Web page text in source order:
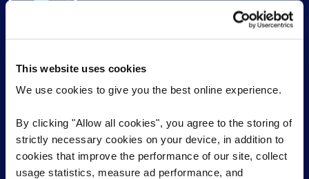
This website uses cookies
We use cookies to give you the best online experience.
By clicking "Allow all cookies", you agree to the storing of
strictly necessary cookies on your device, in addition to
cookies that improve the performance of our site, collect
usage statistics, measure ad performance, and
könyvelés és pénzügy területén
A helyi Reed irodánk egész Magyarországon
együttműködik munkáltatókkal, akik tehetséges
könyvelési és pénzügyi szakembereket keresnek.